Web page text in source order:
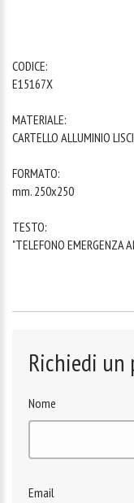
CODICE:
E15167X
MATERIALE:
CARTELLO ALLUMINIO
FORMATO:
mm. 250x250
TESTO:
"TELEFONO EMERGENZA
Richiedi
Nome
Email